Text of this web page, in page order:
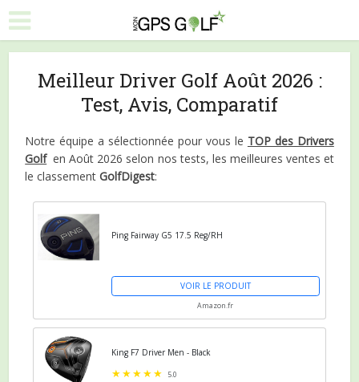
Meilleur Driver Golf Août 2026 :
Test, Avis, Comparatif
Notre équipe a sélectionnée pour vous le TOP des Drivers
Golf en Août 2026 selon nos tests, les meilleures ventes et
le classementGolfDigest:
Ping Fairway G5 17.5 Reg/RH
VOIR LE PRODUIT
Amazon.fr
King F7 Driver Men - Black
5.0